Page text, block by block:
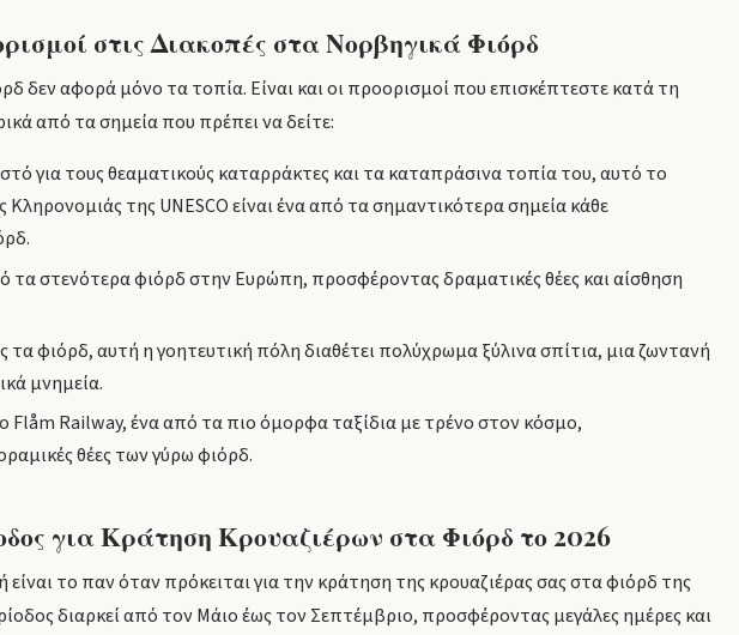
στις Διακοπές στα Νορβηγικά Φιόρδ
δεν αφορά μόνο τα τοπία. Είναι και οι προορισμοί που επισκέπτεστε κατά τη
από τα σημεία που πρέπει να δείτε:
για τους θεαματικούς καταρράκτες και τα καταπράσινα τοπία του, αυτό το
της UNESCO είναι ένα από τα σημαντικότερα σημεία κάθε
τα στενότερα φιόρδ στην Ευρώπη, προσφέροντας δραματικές θέες και αίσθηση
φιόρδ, αυτή η γοητευτική πόλη διαθέτει πολύχρωμα ξύλινα σπίτια, μια ζωντανή
μνημεία.
Flåm Railway, ένα από τα πιο όμορφα ταξίδια με τρένο στον κόσμο,
θέες των γύρω φιόρδ.
για Κράτηση Κρουαζιέρων στα Φιόρδ το 2026
το παν όταν πρόκειται για την κράτηση της κρουαζιέρας σας στα φιόρδ της
διαρκεί από τον Μάιο έως τον Σεπτέμβριο, προσφέροντας μεγάλες ημέρες και